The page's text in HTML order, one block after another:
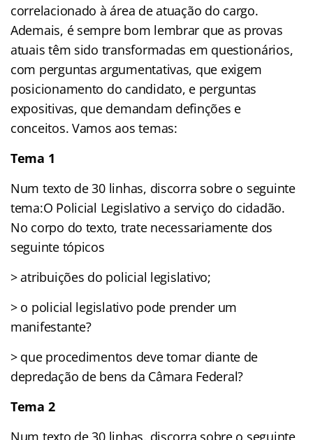
correlacionado à área de atuação do cargo.
Ademais, é sempre bom lembrar que as provas
atuais têm sido transformadas em questionários,
com perguntas argumentativas, que exigem
posicionamento do candidato, e perguntas
expositivas, que demandam definções e
conceitos. Vamos aos temas:
Tema 1
Num texto de 30 linhas, discorra sobre o seguinte
tema:O Policial Legislativo a serviço do cidadão.
No corpo do texto, trate necessariamente dos
seguinte tópicos
> atribuições do policial legislativo;
> o policial legislativo pode prender um
manifestante?
> que procedimentos deve tomar diante de
depredação de bens da Câmara Federal?
Tema 2
Num texto de 30 linhas, discorra sobre o seguinte